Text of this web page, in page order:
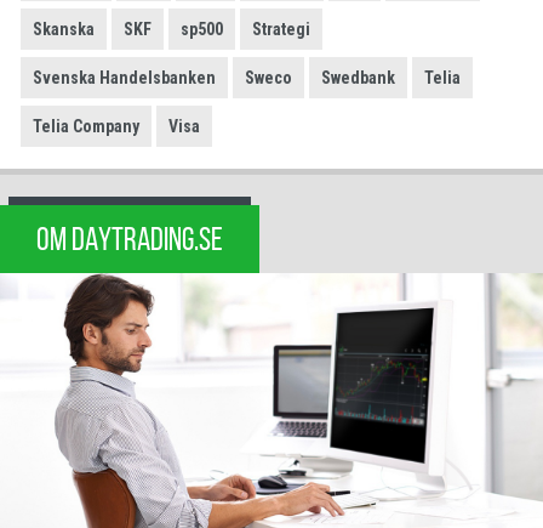
Skanska SKF sp500 Strategi
Svenska Handelsbanken Sweco Swedbank Telia
Telia Company Visa
OM DAYTRADING.SE